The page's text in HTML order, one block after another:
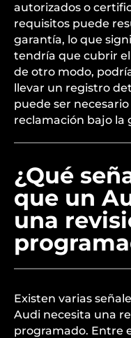
autorizados o
requisitos puede
garantía, lo que
tendría que cubrir
de otro modo,
llevar un registro
puede ser
reclamación bajo la
¿Qué
que un
una
Existen varias
Audi necesita una
programado. Entre